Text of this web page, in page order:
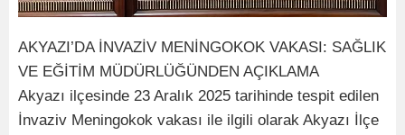
AKYAZI’DA İNVAZİV MENİNGOKOK VAKASI: SAĞLIK
VE EĞİTİM MÜDÜRLÜĞÜNDEN AÇIKLAMA
Akyazı ilçesinde 23 Aralık 2025 tarihinde tespit edilen
İnvaziv Meningokok vakası ile ilgili olarak Akyazı İlçe